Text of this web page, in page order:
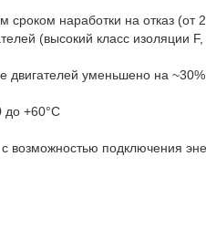
наработки на отказ (от
(высокий класс изоляции F,
двигателей уменьшено на ~30%
до +60°С
с возможностью подключения